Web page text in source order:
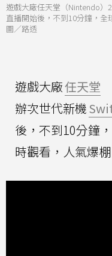
遊戲大廠任天堂（Nintendo）
直播開始後，不到10分鐘，全
圖／路透
遊戲大廠任天堂
辦次世代新機
後，不到10分鐘
時觀看，人氣爆棚